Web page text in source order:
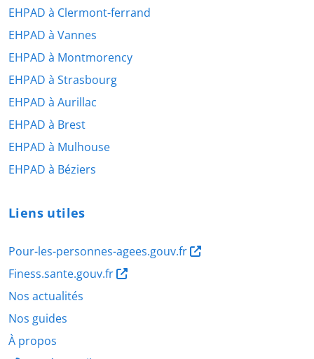
EHPAD à Clermont-ferrand
EHPAD à Vannes
EHPAD à Montmorency
EHPAD à Strasbourg
EHPAD à Aurillac
EHPAD à Brest
EHPAD à Mulhouse
EHPAD à Béziers
Liens utiles
Pour-les-personnes-agees.gouv.fr
Finess.sante.gouv.fr
Nos actualités
Nos guides
À propos